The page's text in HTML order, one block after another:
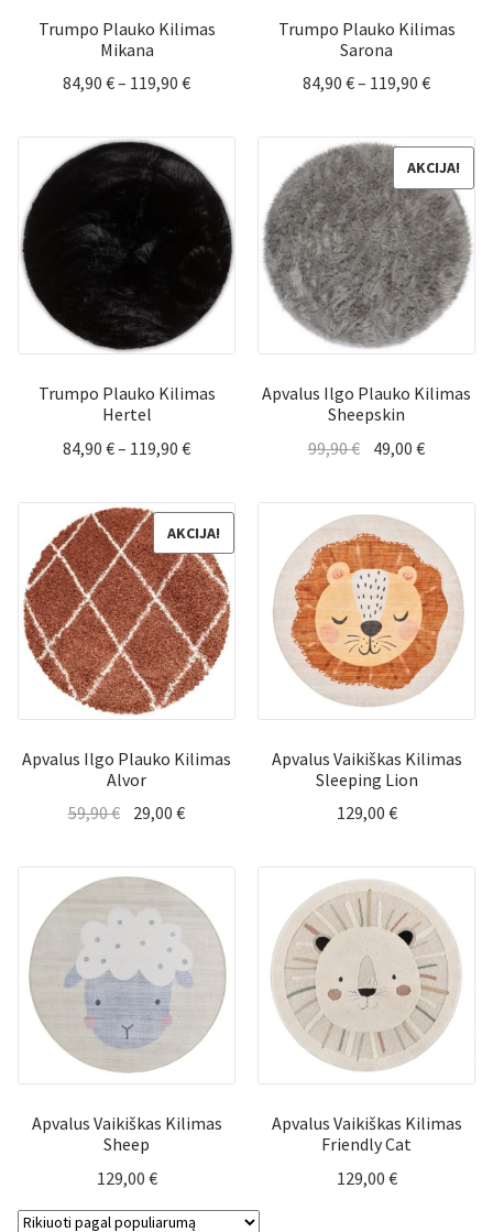
Trumpo Plauko Kilimas
Mikana
84,90 €– 119,90 €Price
84,90 €
through
119,90 €
Trumpo Plauko Kilimas
Sarona
84,90 €– 119,90 €Price
84,90 €
through
119,90 €
Trumpo Plauko Kilimas
Hertel
84,90 €– 119,90 €Price
84,90 €
through
119,90 €
Apvalus Ilgo Plauko Kilimas
Sheepskin
AKCIJA!
99,90€ Original
was:
99,90 €.
49,00€Current
is:
49,00 €.
Apvalus Ilgo Plauko Kilimas
Alvor
AKCIJA!
59,90€ Original
was:
59,90 €.
29,00€Current
is:
29,00 €.
Apvalus Vaikiškas Kilimas
Sleeping Lion
129,00 €
Apvalus Vaikiškas Kilimas
Sheep
129,00 €
Apvalus Vaikiškas Kilimas
Friendly Cat
129,00 €